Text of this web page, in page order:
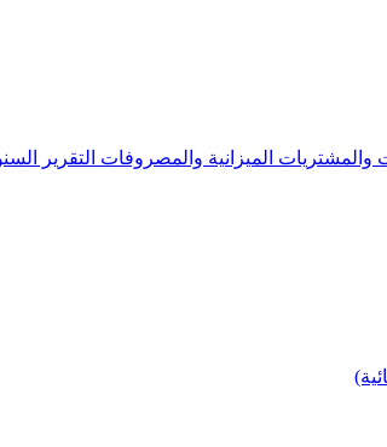
والمشتريات الميزانية والمصروفات التقرير